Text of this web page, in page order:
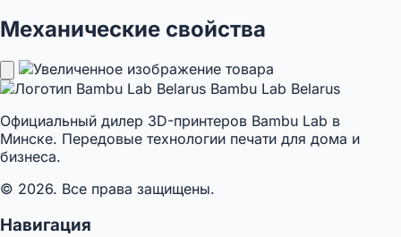
Механические свойства
Bambu Lab Belarus
Официальный дилер 3D-принтеров Bambu Lab в
Минске. Передовые технологии печати для дома и
бизнеса.
© 2026. Все права защищены.
Навигация